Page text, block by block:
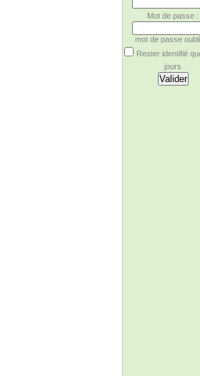
Mot de passe :
mot de passe
Rester identifié
jours